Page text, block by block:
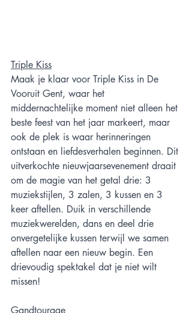
Triple Kiss
Maak je klaar voor Triple Kiss in De
Vooruit Gent, waar het
middernachtelijke moment niet alleen het
beste feest van het jaar markeert, maar
ook de plek is waar herinneringen
ontstaan en liefdesverhalen beginnen. Dit
uitverkochte nieuwjaarsevenement draait
om de magie van het getal drie: 3
muziekstijlen, 3 zalen, 3 kussen en 3
keer aftellen. Duik in verschillende
muziekwerelden, dans en deel drie
onvergetelijke kussen terwijl we samen
aftellen naar een nieuw begin. Een
drievoudig spektakel dat je niet wilt
missen!
Gandtourage